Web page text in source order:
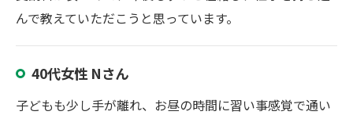
んで教えていただこうと思っています。
40代女性 Nさん
子どもも少し手が離れ、お昼の時間に習い事感覚で通い